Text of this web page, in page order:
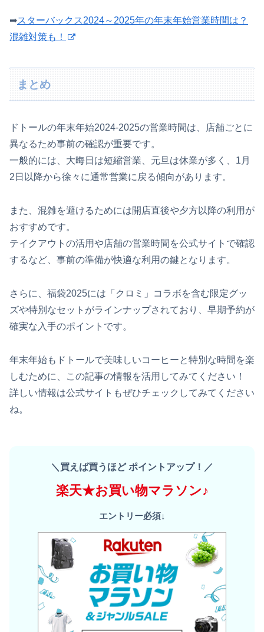
➡スターバックス2024～2025年の年末年始営業時間は？
混雑対策も！
まとめ
ドトールの年末年始2024-2025の営業時間は、店舗ごとに
異なるため事前の確認が重要です。
一般的には、大晦日は短縮営業、元旦は休業が多く、1月
2日以降から徐々に通常営業に戻る傾向があります。
また、混雑を避けるためには開店直後や夕方以降の利用が
おすすめです。
テイクアウトの活用や店舗の営業時間を公式サイトで確認
するなど、事前の準備が快適な利用の鍵となります。
さらに、福袋2025には「クロミ」コラボを含む限定グッ
ズや特別なセットがラインナップされており、早期予約が
確実な入手のポイントです。
年末年始もドトールで美味しいコーヒーと特別な時間を楽
しむために、この記事の情報を活用してみてください！
詳しい情報は公式サイトもぜひチェックしてみてください
ね。
＼買えば買うほど ポイントアップ！／
楽天★お買い物マラソン♪
エントリー必須↓